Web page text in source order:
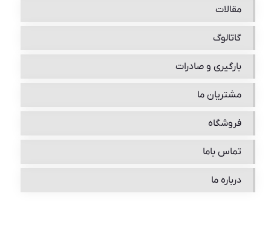
مقالات
گاتالوگ
بارگیری و صادرات
مشتریان ما
فروشگاه
تماس باما
درباره ما